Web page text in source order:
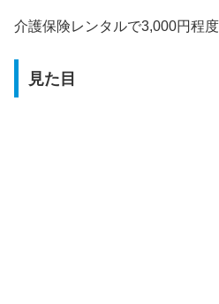
介護保険レンタルで3,000円程度
見た目